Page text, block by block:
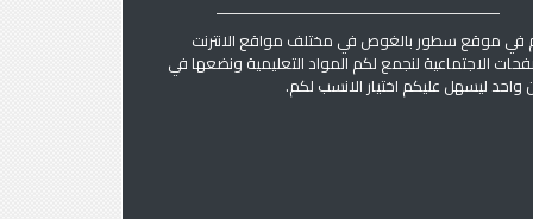
في موقع سطور بالغوص في مختلف مواقع الانترنت
الاجتماعية لنجمع لكم المواد التعليمية ونضعها في
واحد ليسهل عليكم اختيار الانسب لكم.